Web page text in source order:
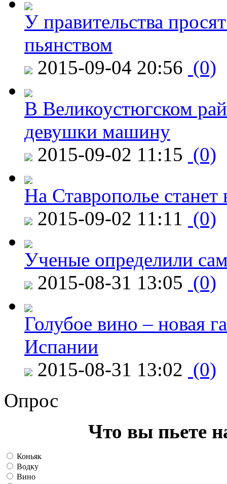
У правительства
пьянством
2015-09-04 20:56 (0)
В Великоустюгском
девушки машину
2015-09-02 11:15 (0)
На Ставрополье
2015-09-02 11:11 (0)
Ученые определили
2015-08-31 13:05 (0)
Голубое вино – новая
Испании
2015-08-31 13:02 (0)
Опрос
Что вы пьете
Коньяк
Водку
Вино